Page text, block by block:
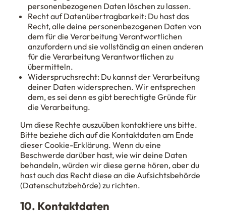
personenbezogenen Daten löschen zu lassen.
Recht auf Datenübertragbarkeit: Du hast das
Recht, alle deine personenbezogenen Daten von
dem für die Verarbeitung Verantwortlichen
anzufordern und sie vollständig an einen anderen
für die Verarbeitung Verantwortlichen zu
übermitteln.
Widerspruchsrecht: Du kannst der Verarbeitung
deiner Daten widersprechen. Wir entsprechen
dem, es sei denn es gibt berechtigte Gründe für
die Verarbeitung.
Um diese Rechte auszuüben kontaktiere uns bitte.
Bitte beziehe dich auf die Kontaktdaten am Ende
dieser Cookie-Erklärung. Wenn du eine
Beschwerde darüber hast, wie wir deine Daten
behandeln, würden wir diese gerne hören, aber du
hast auch das Recht diese an die Aufsichtsbehörde
(Datenschutzbehörde) zu richten.
10. Kontaktdaten